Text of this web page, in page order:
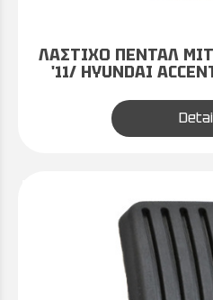
ΛΑΣΤΙΧΟ ΠΕΝΤΑΛ
'11/ HYUNDAI